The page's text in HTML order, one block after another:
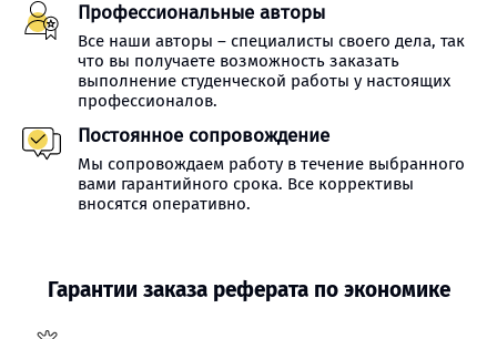
Профессиональные авторы
Все наши авторы – специалисты своего дела, так
что вы получаете возможность заказать
выполнение студенческой работы у настоящих
профессионалов.
Постоянное сопровождение
Мы сопровождаем работу в течение выбранного
вами гарантийного срока. Все коррективы
вносятся оперативно.
Гарантии заказа реферата по экономике